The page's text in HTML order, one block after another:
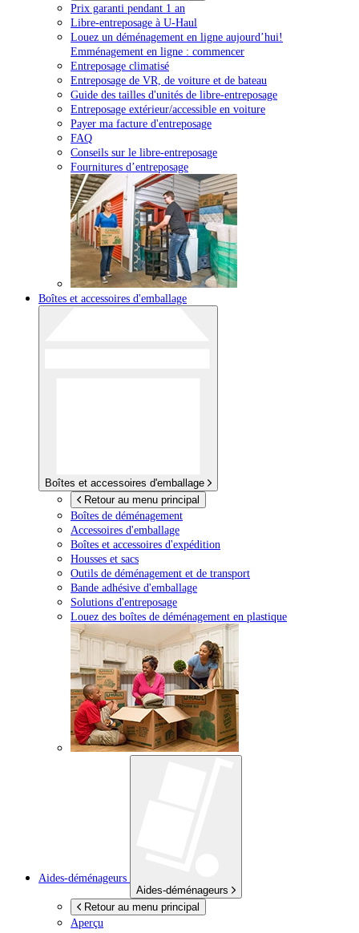
Prix garanti pendant 1 an
Libre-entreposage à U-Haul
Louez un déménagement en ligne aujourd’hui!
Emménagement en ligne : commencer
Entreposage climatisé
Entreposage de VR, de voiture et de bateau
Guide des tailles d'unités de libre-entreposage
Entreposage extérieur/accessible en voiture
Payer ma facture d'entreposage
FAQ
Conseils sur le libre-entreposage
Fournitures d’entreposage
Boîtes et accessoires d'emballage
Boîtes et accessoires d'emballage
Retour au menu principal
Boîtes de déménagement
Accessoires d'emballage
Boîtes et accessoires d'expédition
Housses et sacs
Outils de déménagement et de transport
Bande adhésive d'emballage
Solutions d'entreposage
Louez des boîtes de déménagement en plastique
Aides-déménageurs
Aides-déménageurs
Retour au menu principal
Aperçu